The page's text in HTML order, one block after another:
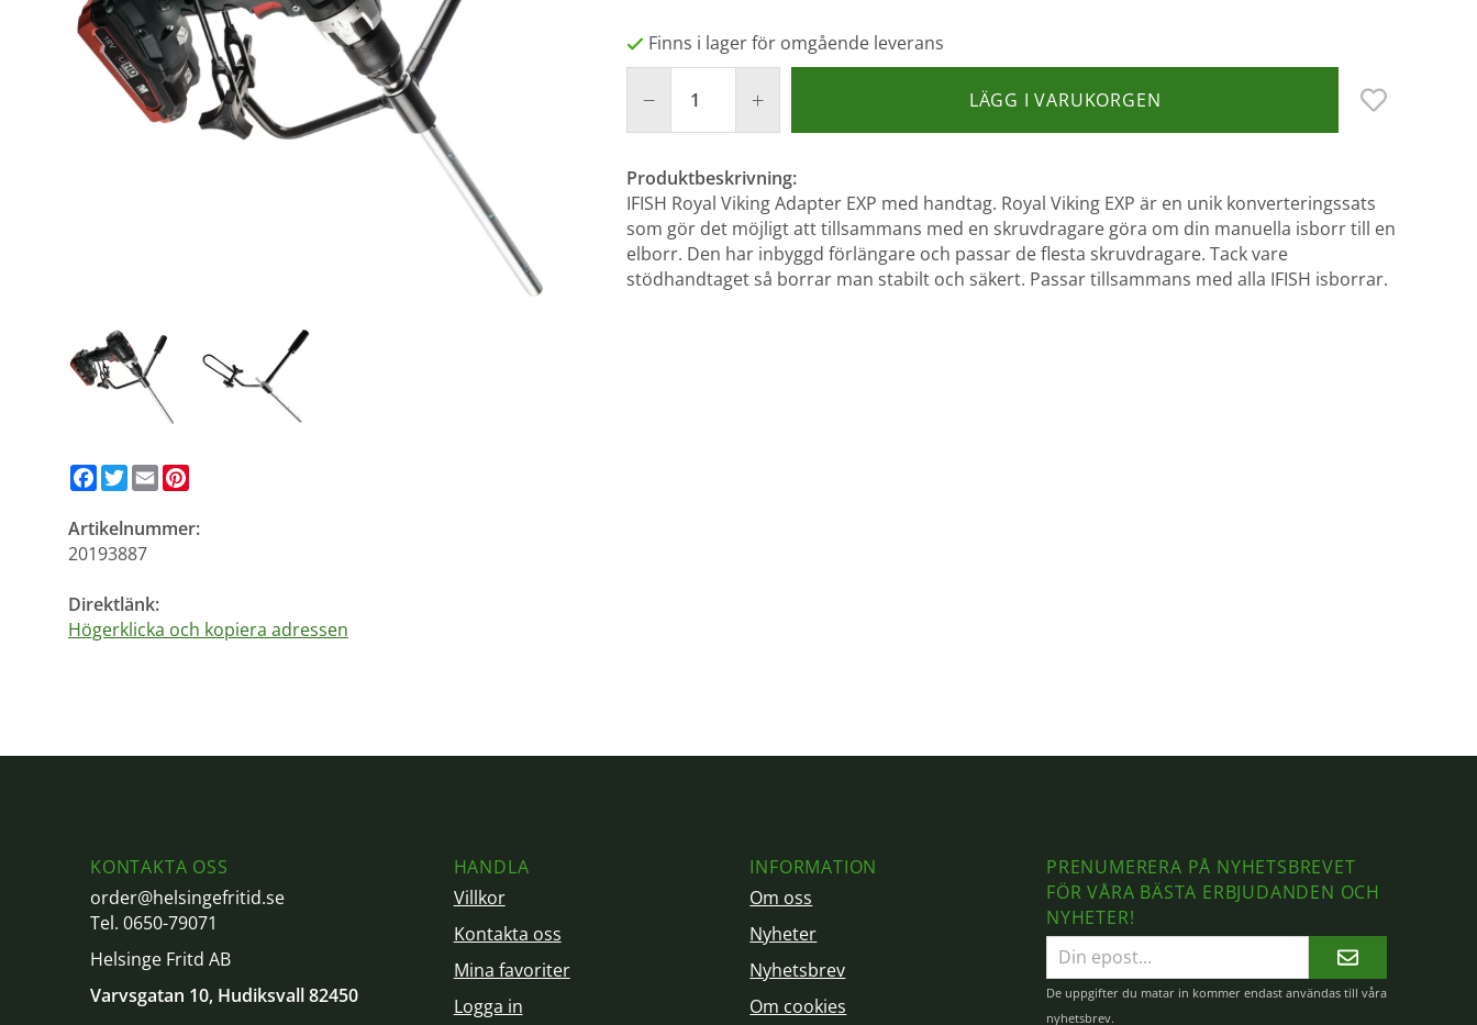
Finns i lager för omgående leverans
LÄGG I VARUKORGEN
Produktbeskrivning:
IFISH Royal Viking Adapter EXP med handtag. Royal Viking EXP är en unik konverteringssats
som gör det möjligt att tillsammans med en skruvdragare göra om din manuella isborr till en
elborr. Den har inbyggd förlängare och passar de flesta skruvdragare. Tack vare
stödhandtaget så borrar man stabilt och säkert. Passar tillsammans med alla IFISH isborrar.
Facebook
Twitter
Email
Artikelnummer:
20193887
Direktlänk:
Högerklicka och kopiera adressen
KONTAKTA OSS
order@helsingefritid.se
Tel. 0650-79071
Helsinge Fritd AB
Varvsgatan 10, Hudiksvall 82450
HANDLA
Villkor
Kontakta oss
Mina favoriter
Logga in
INFORMATION
Om oss
Nyheter
Nyhetsbrev
Om cookies
PRENUMERERA PÅ NYHETSBREVET
FÖR VÅRA BÄSTA ERBJUDANDEN OCH
NYHETER!
E-
postadress
De uppgifter du matar in kommer endast användas till våra
nyhetsbrev.